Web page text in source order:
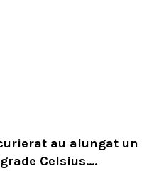
au alungat un
Celsius.